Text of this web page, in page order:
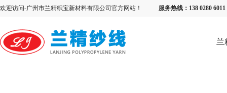
欢迎访问-广州市兰精织宝新材料有限公司官方网站！ 服务热线：138 0280
兰